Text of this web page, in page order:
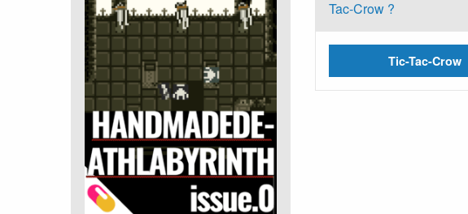
Tic-Tac-Crow